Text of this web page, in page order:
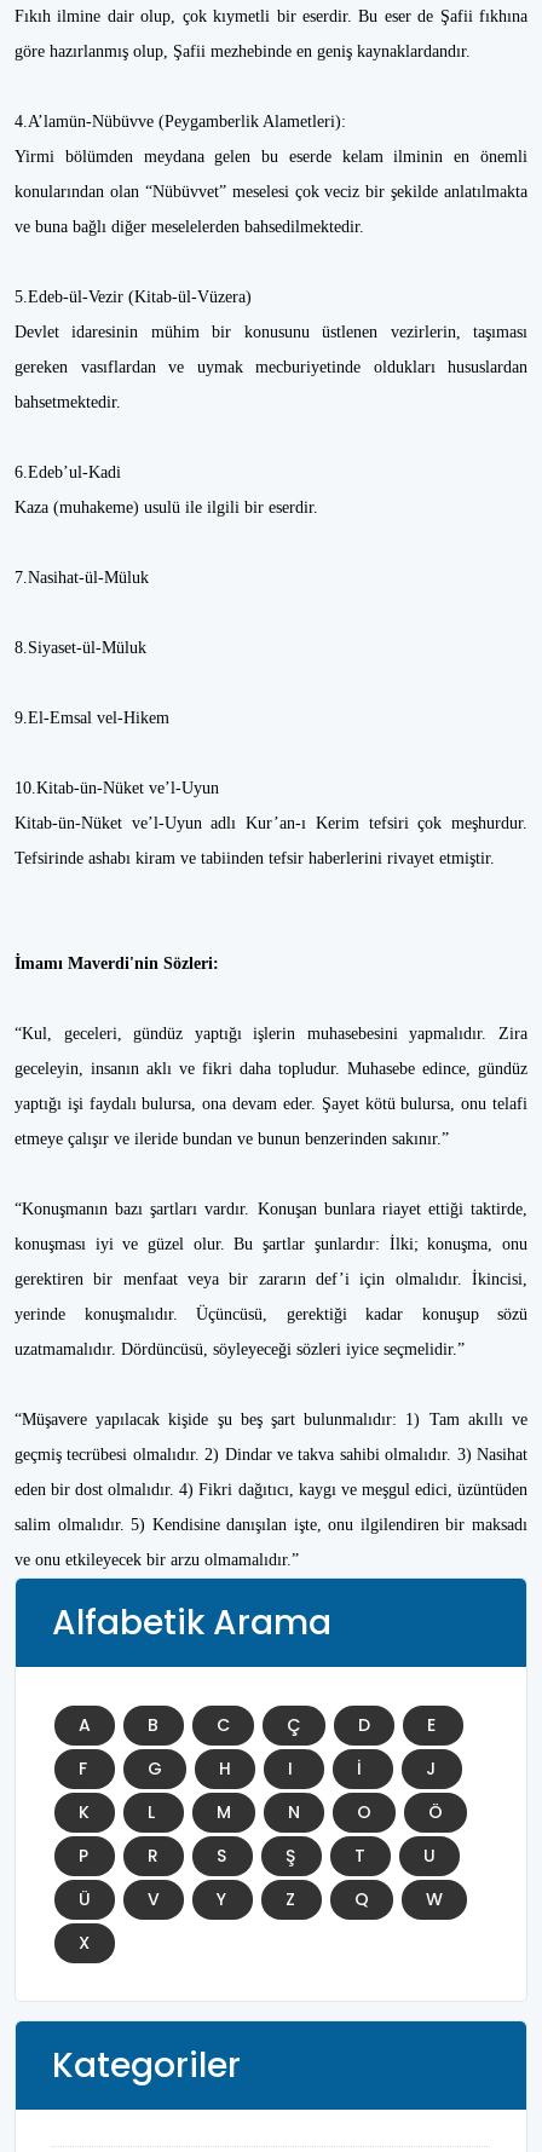
Fıkıh ilmine dair olup, çok kıymetli bir eserdir. Bu eser de Şafii fıkhına
göre hazırlanmış olup, Şafii mezhebinde en geniş kaynaklardandır.
4.A’lamün-Nübüvve (Peygamberlik Alametleri):
Yirmi bölümden meydana gelen bu eserde kelam ilminin en önemli
konularından olan “Nübüvvet” meselesi çok veciz bir şekilde anlatılmakta
ve buna bağlı diğer meselelerden bahsedilmektedir.
5.Edeb-ül-Vezir (Kitab-ül-Vüzera)
Devlet idaresinin mühim bir konusunu üstlenen vezirlerin, taşıması
gereken vasıflardan ve uymak mecburiyetinde oldukları hususlardan
bahsetmektedir.
6.Edeb’ul-Kadi
Kaza (muhakeme) usulü ile ilgili bir eserdir.
7.Nasihat-ül-Müluk
8.Siyaset-ül-Müluk
9.El-Emsal vel-Hikem
10.Kitab-ün-Nüket ve’l-Uyun
Kitab-ün-Nüket ve’l-Uyun adlı Kur’an-ı Kerim tefsiri çok meşhurdur.
Tefsirinde ashabı kiram ve tabiinden tefsir haberlerini rivayet etmiştir.
İmamı Maverdi'nin Sözleri:
“Kul, geceleri, gündüz yaptığı işlerin muhasebesini yapmalıdır. Zira
geceleyin, insanın aklı ve fikri daha topludur. Muhasebe edince, gündüz
yaptığı işi faydalı bulursa, ona devam eder. Şayet kötü bulursa, onu telafi
etmeye çalışır ve ileride bundan ve bunun benzerinden sakınır.”
“Konuşmanın bazı şartları vardır. Konuşan bunlara riayet ettiği taktirde,
konuşması iyi ve güzel olur. Bu şartlar şunlardır: İlki; konuşma, onu
gerektiren bir menfaat veya bir zararın def’i için olmalıdır. İkincisi,
yerinde konuşmalıdır. Üçüncüsü, gerektiği kadar konuşup sözü
uzatmamalıdır. Dördüncüsü, söyleyeceği sözleri iyice seçmelidir.”
“Müşavere yapılacak kişide şu beş şart bulunmalıdır: 1) Tam akıllı ve
geçmiş tecrübesi olmalıdır. 2) Dindar ve takva sahibi olmalıdır. 3) Nasihat
eden bir dost olmalıdır. 4) Fikri dağıtıcı, kaygı ve meşgul edici, üzüntüden
salim olmalıdır. 5) Kendisine danışılan işte, onu ilgilendiren bir maksadı
ve onu etkileyecek bir arzu olmamalıdır.”
Alfabetik Arama
A B C Ç D
E
F
G H I İ
J
K
L M N O
Ö
P
R S Ş T
U
Ü
V Y Z Q
W
X
Kategoriler